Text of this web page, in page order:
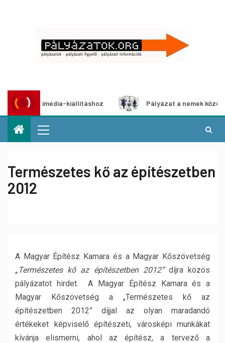
kiállításhoz Pályázat a nemek közötti
Természetes kő az építészetben
2012
A Magyar Építész Kamara és a Magyar Kőszövetség
„Természetes kő az építészetben 2012”díjra közös
pályázatot hirdet. A Magyar Építész Kamara és a
Magyar Kőszövetség a „Természetes kő az
építészetben 2012” díjjal az olyan maradandó
értékeket képviselő építészeti, városképi munkákat
kívánja elismerni, ahol az építész, a tervező a